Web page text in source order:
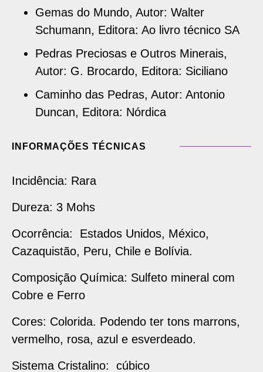
Gemas do Mundo, Autor: Walter
Schumann, Editora: Ao livro técnico SA
Pedras Preciosas e Outros Minerais,
Autor: G. Brocardo, Editora: Siciliano
Caminho das Pedras, Autor: Antonio
Duncan, Editora: Nórdica
INFORMAÇÕES TÉCNICAS
Incidência: Rara
Dureza: 3 Mohs
Ocorrência: Estados Unidos, México,
Cazaquistão, Peru, Chile e Bolívia.
Composição Química: Sulfeto mineral com
Cobre e Ferro
Cores: Colorida. Podendo ter tons marrons,
vermelho, rosa, azul e esverdeado.
Sistema Cristalino: cúbico